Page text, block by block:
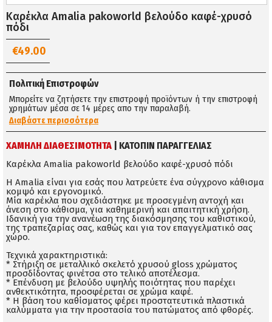
Καρέκλα Amalia pakoworld βελούδο καφέ-χρυσό
πόδι
€49.00
Πολιτική Επιστροφών
Μπορείτε να ζητήσετε την επιστροφή προϊόντων ή την επιστροφή
χρημάτων μέσα σε 14 μέρες απο την παραλαβή.
Διαβάστε περισσότερα
ΧΑΜΗΛΗ ΔΙΑΘΕΣΙΜΌΤΗΤΑ | ΚΑΤΟΠΙΝ ΠΑΡΑΓΓΕΛΙΑΣ
Καρέκλα Amalia pakoworld βελούδο καφέ-χρυσό πόδι
Η Amalia είναι για εσάς που λατρεύετε ένα σύγχρονο κάθισμα
κομψό και εργονομικό.
Μία καρέκλα που σχεδιάστηκε με προσεγμένη αντοχή και
άνεση στο κάθισμα, για καθημερινή και απαιτητική χρήση.
Ιδανική για την ανανέωση της διακόσμησης του καθιστικού,
της τραπεζαρίας σας, καθώς και για τον επαγγελματικό σας
χώρο.
Τεχνικά χαρακτηριστικά:
* Στήριξη σε μεταλλικό σκελετό χρυσού gloss χρώματος
προσδίδοντας φινέτσα στο τελικό αποτέλεσμα.
* Επένδυση με βελούδο υψηλής ποιότητας που παρέχει
ανθεκτικότητα, προσφέρεται σε χρώμα καφέ.
* Η βάση του καθίσματος φέρει προστατευτικά πλαστικά
καλύμματα για την προστασία του πατώματος από φθορές.